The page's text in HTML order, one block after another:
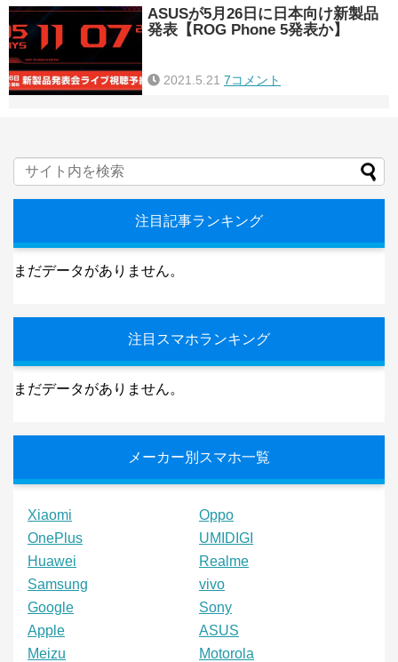
ASUSが5月26日に日本向け新製品
発表【ROG Phone 5発表か】
2021.5.21 7コメント
注目記事ランキング
まだデータがありません。
注目スマホランキング
まだデータがありません。
メーカー別スマホ一覧
Xiaomi
Oppo
OnePlus
UMIDIGI
Huawei
Realme
Samsung
vivo
Google
Sony
Apple
ASUS
Meizu
Motorola